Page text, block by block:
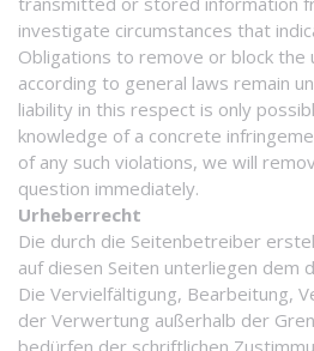
investigate circumstances that
Obligations to remove or block the
according to general laws remain
liability in this respect is only
knowledge of a concrete
of any such violations, we will
question immediately.
Urheberrecht
Die durch die Seitenbetreiber
auf diesen Seiten unterliegen dem
Die Vervielfältigung, Bearbeitung,
der Verwertung außerhalb der
bedürfen der schriftlichen